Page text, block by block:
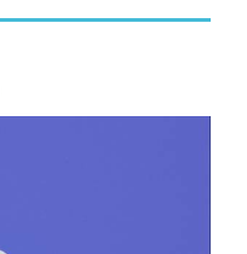
v
a